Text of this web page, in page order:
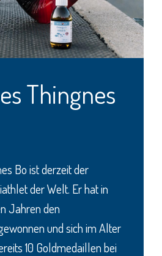
Thingnes
Bo ist derzeit der
der Welt. Er hat in
Jahren den
und sich im Alter
10 Goldmedaillen bei